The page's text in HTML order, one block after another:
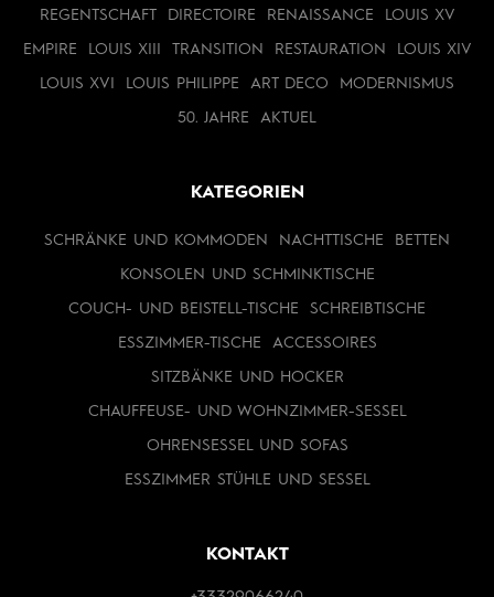
REGENTSCHAFT DIRECTOIRE RENAISSANCE LOUIS XV
EMPIRE LOUIS XIII TRANSITION RESTAURATION LOUIS XIV
LOUIS XVI LOUIS PHILIPPE ART DECO MODERNISMUS
50. JAHRE AKTUEL
KATEGORIEN
SCHRÄNKE UND KOMMODEN NACHTTISCHE BETTEN
KONSOLEN UND SCHMINKTISCHE
COUCH- UND BEISTELL-TISCHE SCHREIBTISCHE
ESSZIMMER-TISCHE ACCESSOIRES
SITZBÄNKE UND HOCKER
CHAUFFEUSE- UND WOHNZIMMER-SESSEL
OHRENSESSEL UND SOFAS
ESSZIMMER STÜHLE UND SESSEL
KONTAKT